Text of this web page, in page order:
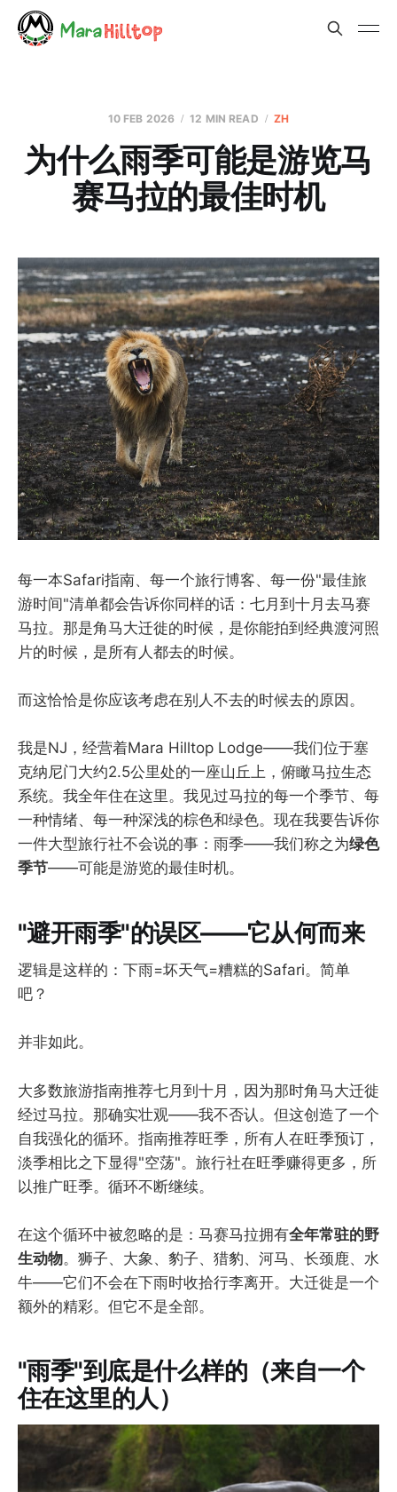
10 FEB 2026 12 MIN READ ZH
为什么雨季可能是游览马
赛马拉的最佳时机
每一本Safari指南、每一个旅行博客、每一份"最佳旅
游时间"清单都会告诉你同样的话：七月到十月去马赛
马拉。那是角马大迁徙的时候，是你能拍到经典渡河照
片的时候，是所有人都去的时候。
而这恰恰是你应该考虑在别人不去的时候去的原因。
我是NJ，经营着Mara Hilltop Lodge——我们位于塞
克纳尼门大约2.5公里处的一座山丘上，俯瞰马拉生态
系统。我全年住在这里。我见过马拉的每一个季节、每
一种情绪、每一种深浅的棕色和绿色。现在我要告诉你
一件大型旅行社不会说的事：雨季——我们称之为绿色
季节——可能是游览的最佳时机。
"避开雨季"的误区——它从何而来
逻辑是这样的：下雨=坏天气=糟糕的Safari。简单
吧？
并非如此。
大多数旅游指南推荐七月到十月，因为那时角马大迁徙
经过马拉。那确实壮观——我不否认。但这创造了一个
自我强化的循环。指南推荐旺季，所有人在旺季预订，
淡季相比之下显得"空荡"。旅行社在旺季赚得更多，所
以推广旺季。循环不断继续。
在这个循环中被忽略的是：马赛马拉拥有全年常驻的野
生动物。狮子、大象、豹子、猎豹、河马、长颈鹿、水
牛——它们不会在下雨时收拾行李离开。大迁徙是一个
额外的精彩。但它不是全部。
"雨季"到底是什么样的（来自一个
住在这里的人）